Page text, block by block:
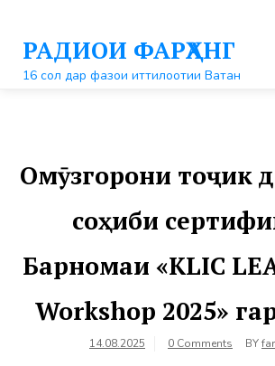
контентуРАДИОИ ФАРҲАНГ
16 сол дар фазои иттилоотии Ватан
Омӯзгорони тоҷик
соҳиби
Барномаи «KLIC
Workshop 2025»
14.08.2025 0 Comments BY